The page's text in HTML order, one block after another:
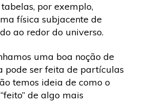
por exemplo,
física subjacente de
ao redor do universo.
uma boa noção de
pode ser feita de partículas
temos ideia de como o
de algo mais